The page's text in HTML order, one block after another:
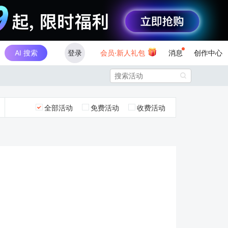
AI 搜索 登录 会员·新人礼包 消息 创作中心

全部活动 免费活动 收费活动